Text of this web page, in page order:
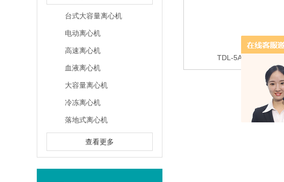
台式大容量离心机
电动离心机
高速离心机
血液离心机
大容量离心机
冷冻离心机
落地式离心机
查看更多
TDL-5A台式大容量离